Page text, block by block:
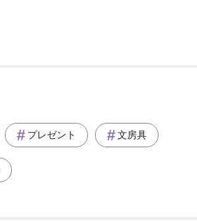
プレゼント 文房具